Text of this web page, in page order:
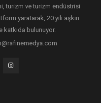
turizm ve turizm endüstrisi
yaratarak, 20 yılı aşkın
bulunuyor.